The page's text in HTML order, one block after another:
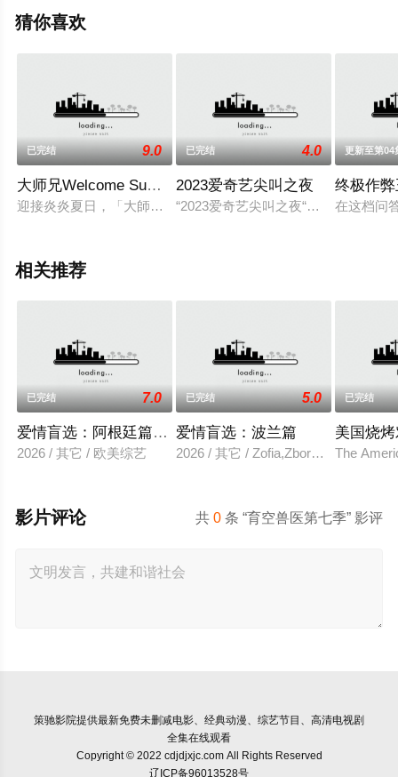
综艺、电视猫或剧情网等平台了解。
猜你喜欢
已完结 9.0
大师兄Welcome Summer大激战粤语
迎接炎炎夏日，「大師兄」錢嘉樂偕同主持拍檔阮兆祥、麥美
已完结 4.0
2023爱奇艺尖叫之夜
“2023爱奇艺尖叫之夜“重新回归线
更新至第04
终极作
在这档问
相关推荐
已完结 7.0
爱情盲选：阿根廷篇第二季
2026 / 其它 / 欧美综艺
已完结 5.0
爱情盲选：波兰篇
2026 / 其它 /
已完结
美国烧
The
共0 条 “育空兽医第七季” 影评
影片评论
策驰影院提供最新免费未删减电影、经典动漫、综艺节目、高清电视剧
全集在线观看
Copyright © 2022 cdjdjxjc.com All Rights Reserved
辽ICP备96013528号